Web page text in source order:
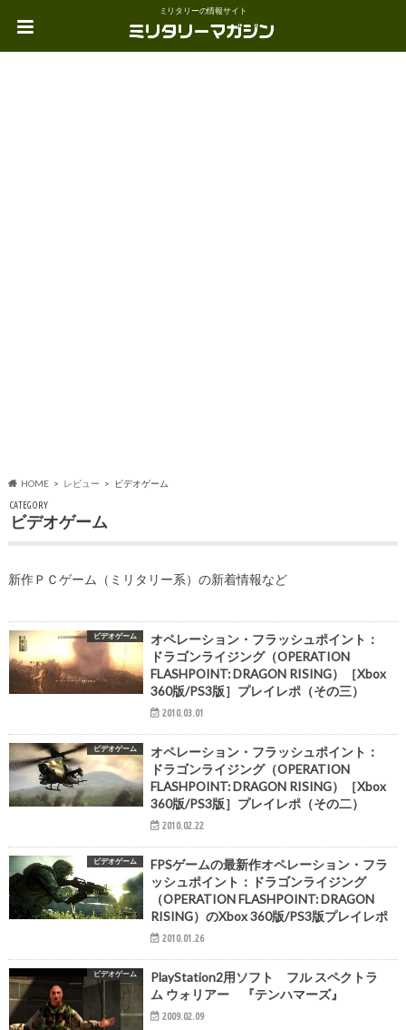
ミリタリーの情報サイト
HOME レビュー ビデオゲーム
CATEGORY
ビデオゲーム
新作ＰＣゲーム（ミリタリー系）の新着情報など
ビデオゲーム
オペレーション・フラッシュポイント：
ドラゴンライジング（OPERATION
FLASHPOINT: DRAGON RISING）［Xbox
360版/PS3版］プレイレポ（その三）
2010.03.01
ビデオゲーム
オペレーション・フラッシュポイント：
ドラゴンライジング（OPERATION
FLASHPOINT: DRAGON RISING）［Xbox
360版/PS3版］プレイレポ（その二）
2010.02.22
ビデオゲーム
FPSゲームの最新作オペレーション・フラ
ッシュポイント：ドラゴンライジング
（OPERATION FLASHPOINT: DRAGON
RISING）のXbox 360版/PS3版プレイレポ
2010.01.26
ビデオゲーム
PlayStation2用ソフト フル スペクトラ
ム ウォリアー 『テンハマーズ』
2009.02.09